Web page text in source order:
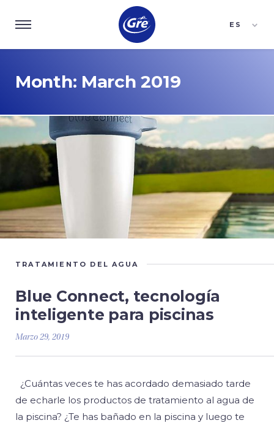
ES
Month: March 2019
TRATAMIENTO DEL AGUA
Blue Connect, tecnología
inteligente para piscinas
Marzo 29, 2019
¿Cuántas veces te has acordado demasiado tarde
de echarle los productos de tratamiento al agua de
la piscina? ¿Te has bañado en la piscina y luego te